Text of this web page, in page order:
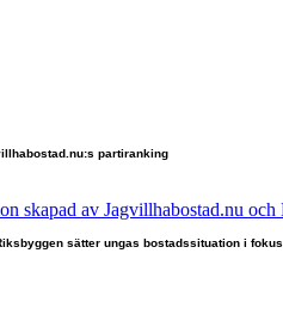
partiranking
sätter ungas bostadssituation i fokus